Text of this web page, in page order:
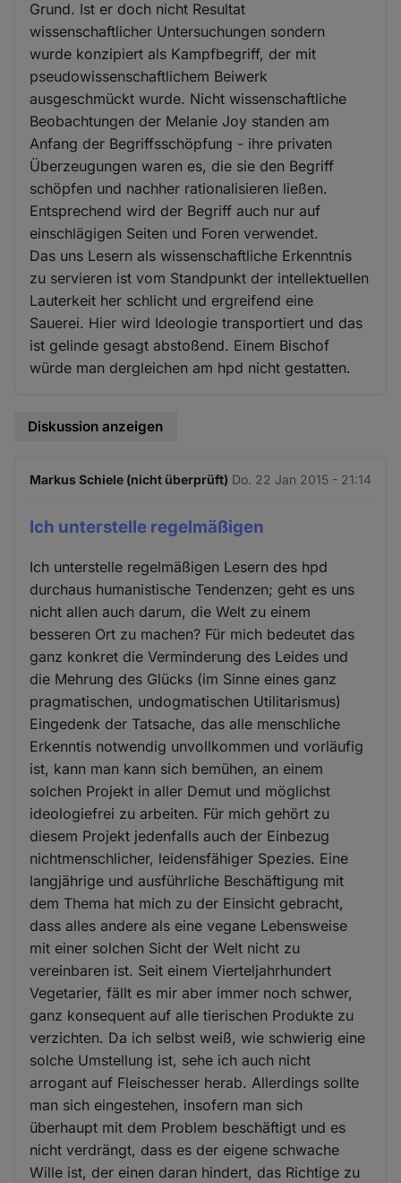
Grund. Ist er doch nicht Resultat
wissenschaftlicher Untersuchungen sondern
wurde konzipiert als Kampfbegriff, der mit
pseudowissenschaftlichem Beiwerk
ausgeschmückt wurde. Nicht wissenschaftliche
Beobachtungen der Melanie Joy standen am
Anfang der Begriffsschöpfung - ihre privaten
Überzeugungen waren es, die sie den Begriff
schöpfen und nachher rationalisieren ließen.
Entsprechend wird der Begriff auch nur auf
einschlägigen Seiten und Foren verwendet.
Das uns Lesern als wissenschaftliche Erkenntnis
zu servieren ist vom Standpunkt der intellektuellen
Lauterkeit her schlicht und ergreifend eine
Sauerei. Hier wird Ideologie transportiert und das
ist gelinde gesagt abstoßend. Einem Bischof
würde man dergleichen am hpd nicht gestatten.
Diskussion anzeigen
Markus Schiele (nicht überprüft) Do. 22 Jan 2015 - 21:14
Ich unterstelle regelmäßigen
Ich unterstelle regelmäßigen Lesern des hpd
durchaus humanistische Tendenzen; geht es uns
nicht allen auch darum, die Welt zu einem
besseren Ort zu machen? Für mich bedeutet das
ganz konkret die Verminderung des Leides und
die Mehrung des Glücks (im Sinne eines ganz
pragmatischen, undogmatischen Utilitarismus)
Eingedenk der Tatsache, das alle menschliche
Erkenntis notwendig unvollkommen und vorläufig
ist, kann man kann sich bemühen, an einem
solchen Projekt in aller Demut und möglichst
ideologiefrei zu arbeiten. Für mich gehört zu
diesem Projekt jedenfalls auch der Einbezug
nichtmenschlicher, leidensfähiger Spezies. Eine
langjährige und ausführliche Beschäftigung mit
dem Thema hat mich zu der Einsicht gebracht,
dass alles andere als eine vegane Lebensweise
mit einer solchen Sicht der Welt nicht zu
vereinbaren ist. Seit einem Vierteljahrhundert
Vegetarier, fällt es mir aber immer noch schwer,
ganz konsequent auf alle tierischen Produkte zu
verzichten. Da ich selbst weiß, wie schwierig eine
solche Umstellung ist, sehe ich auch nicht
arrogant auf Fleischesser herab. Allerdings sollte
man sich eingestehen, insofern man sich
überhaupt mit dem Problem beschäftigt und es
nicht verdrängt, dass es der eigene schwache
Wille ist, der einen daran hindert, das Richtige zu